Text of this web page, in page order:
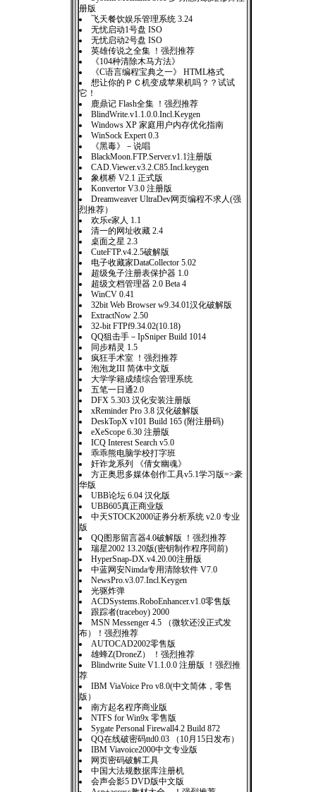
册版
飞天餐饮娱乐管理系统 3.24
无忧启动1号盘 ISO
无忧启动2号盘 ISO
英雄传说之全集 ！强烈推荐
《104种清除木马方法》
《C语言编程宝典之一》 HTML格式
想让你的ＰＣ机变成苹果机吗？？试试
它！
鹿鼎记 Flash全集 ！强烈推荐
BlindWrite.v1.1.0.0.Incl.Keygen
Windows XP 家庭用户内存优化指南
WinSock Expert 0.3
《黑毒》－说唱
BlackMoon.FTP.Server.v1.1注册版
CAD.Viewer.v3.2.C85.Incl.keygen
象棋桥 V2.1 正式版
Konvertor V3.0 注册版
Dreamweaver UltraDev网页编程不求人(强
烈推荐）
欢乐e家人 1.1
清一的网址收藏 2.4
桌面之星 2.3
CuteFTP.v4.2.5破解版
电子收藏家DataCollector 5.02
超级兔子注册表保护器 1.0
超级文档管理器 2.0 Beta 4
WinCV 0.41
32bit Web Browser w9.34.01汉化破解版
ExtractNow 2.50
32-bit FTPf9.34.02(10.18)
QQ狙击手－IpSniper Build 1014
同步精灵 1.5
疯狂手术室 ！强烈推荐
泡泡龙III 简体中文版
大学学籍成绩综合管理系统
五笔一日通2.0
DFX 5.303 汉化安装注册版
xReminder Pro 3.8 汉化破解版
DeskTopX v101 Build 165 (附注册码)
eXeScope 6.30 注册版
ICQ Interest Search v5.0
乖乖熊电脑学校打字班
奸诈龙系列 《倩女幽魂》
方正奥思多媒体创作工具v5.1学习版=>豪
华版
UBB论坛 6.04 汉化版
UBB605真正商业版
中天STOCK2000证券分析系统 v2.0 专业
版
QQ图形留言器4.0破解版 ！强烈推荐
瑞星2002 13.20版(密钥制作程序同前)
HyperSnap-DX.v4.20.00注册版
中蓝网安Nimda专用清除软件 V7.0
NewsPro.v3.07.Incl.Keygen
光驱炸弹
ACDSystems.RoboEnhancer.v1.0零售版
跟踪者(traceboy) 2000
MSN Messenger 4.5 （微软还没正式发
布）！强烈推荐
AUTOCAD2002零售版
雄蜂Z(DroneZ） ！强烈推荐
Blindwrite Suite V1.1.0.0 注册版 ！强烈推
荐
IBM ViaVoice Pro v8.0(中文简体，零售
版）
南方起名程序商业版
NTFS for Win9x 零售版
Sygate Personal Firewall4.2 Build 872
QQ在线破密码ttd0.03 （10月15日发布）
IBM Viavoice2000中文专业版
网页密码破解工具
中国大法规数据库注册机
会声会影5 DVD版中文版